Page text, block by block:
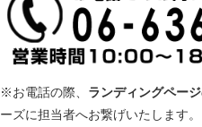
※お電話の際、 ランディングページ
ーズに担当者へお繋げいたします。